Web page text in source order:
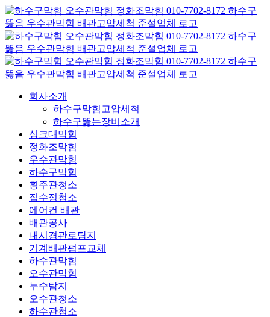
콘
텐
츠
로
건
너
회사소개
하수구막힘고압세척
하수구뚫는장비소개
싱크대막힘
정화조막힘
우수관막힘
하수구막힘
횡주관청소
집수정청소
에어컨 배관
배관공사
내시경관로탐지
기계배관펌프교체
하수관막힘
오수관막힘
누수탐지
오수관청소
하수관청소